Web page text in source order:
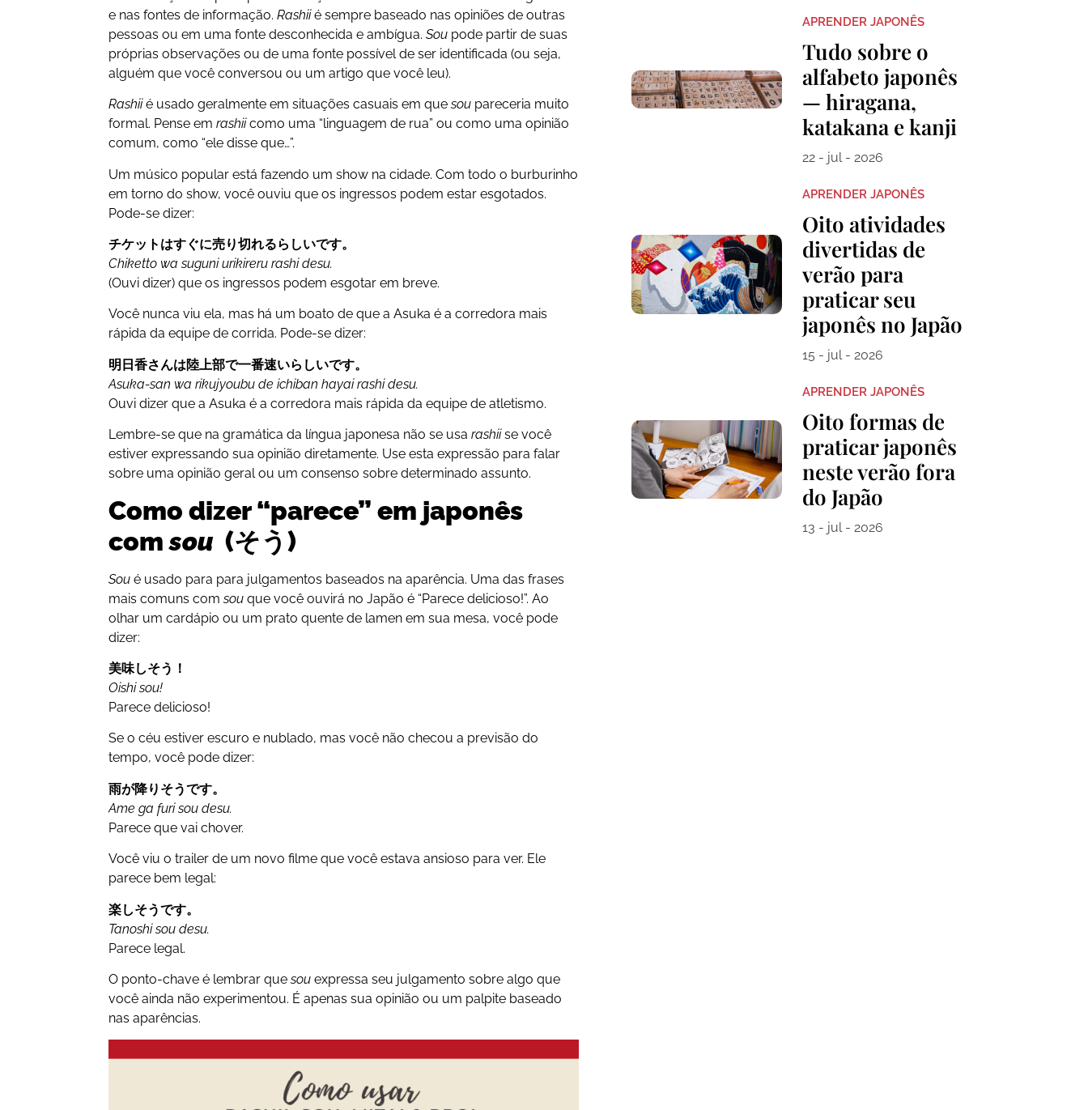
e nas fontes de informação.Rashiié sempre baseado nas opiniões de outras
pessoas ou em uma fonte desconhecida e ambígua.Sou pode partir de suas
próprias observações ou de uma fonte possível de ser identificada (ou seja,
alguém que você conversou ou um artigo que você leu).
Rashiié usado geralmente em situações casuais em quesou pareceria muito
formal. Pense emrashiicomo uma “linguagem de rua” ou como uma opinião
comum, como “ele disse que…”.
Um músico popular está fazendo um show na cidade. Com todo o burburinho
em torno do show, você ouviu que os ingressos podem estar esgotados.
Pode-se dizer:
チケットはすぐに売り切れるらしいです。
Chiketto wa suguni urikireru rashi desu.
(Ouvi dizer) que os ingressos podem esgotar em breve.
Você nunca viu ela, mas há um boato de que a Asuka é a corredora mais
rápida da equipe de corrida. Pode-se dizer:
明日香さんは陸上部で一番速いらしいです。
Asuka-san wa rikujyoubu de ichiban hayai rashi desu.
Ouvi dizer que a Asuka é a corredora mais rápida da equipe de atletismo.
Lembre-se que na gramática da língua japonesa não se usarashiise você
estiver expressando sua opinião diretamente. Use esta expressão para falar
sobre uma opinião geral ou um consenso sobre determinado assunto.
Como dizer “parece” em japonês
comsou(そう)
Soué usado para para julgamentos baseados na aparência. Uma das frases
mais comuns comsou que você ouvirá no Japão é “Parece delicioso!”. Ao
olhar um cardápio ou um prato quente de lamen em sua mesa, você pode
dizer:
美味しそう！
Oishi sou!
Parece delicioso!
Se o céu estiver escuro e nublado, mas você não checou a previsão do
tempo, você pode dizer:
雨が降りそうです。
Ame ga furi sou desu.
Parece que vai chover.
Você viu o trailer de um novo filme que você estava ansioso para ver. Ele
parece bem legal:
楽しそうです。
Tanoshi sou desu.
Parece legal.
O ponto-chave é lembrar quesou expressa seu julgamento sobre algo que
você ainda não experimentou. É apenas sua opinião ou um palpite baseado
nas aparências.
APRENDER JAPONÊS
Tudo sobre o
alfabeto japonês
— hiragana,
katakana e kanji
22 - jul - 2026
APRENDER JAPONÊS
Oito atividades
divertidas de
verão para
praticar seu
japonês no Japão
15 - jul - 2026
APRENDER JAPONÊS
Oito formas de
praticar japonês
neste verão fora
do Japão
13 - jul - 2026